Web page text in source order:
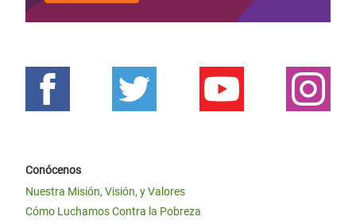
Conócenos
Nuestra Misión, Visión, y Valores
Cómo Luchamos Contra la Pobreza